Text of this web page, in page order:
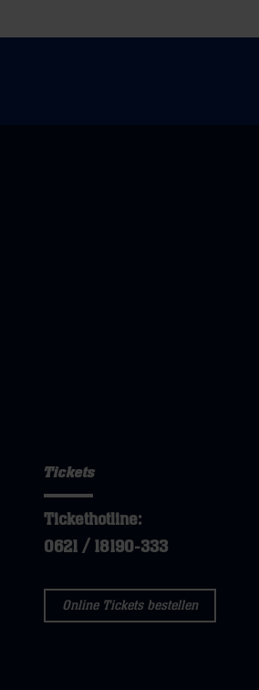
Tickets
Tickethotline:
0621 / 18190-333
Online Tickets bestellen